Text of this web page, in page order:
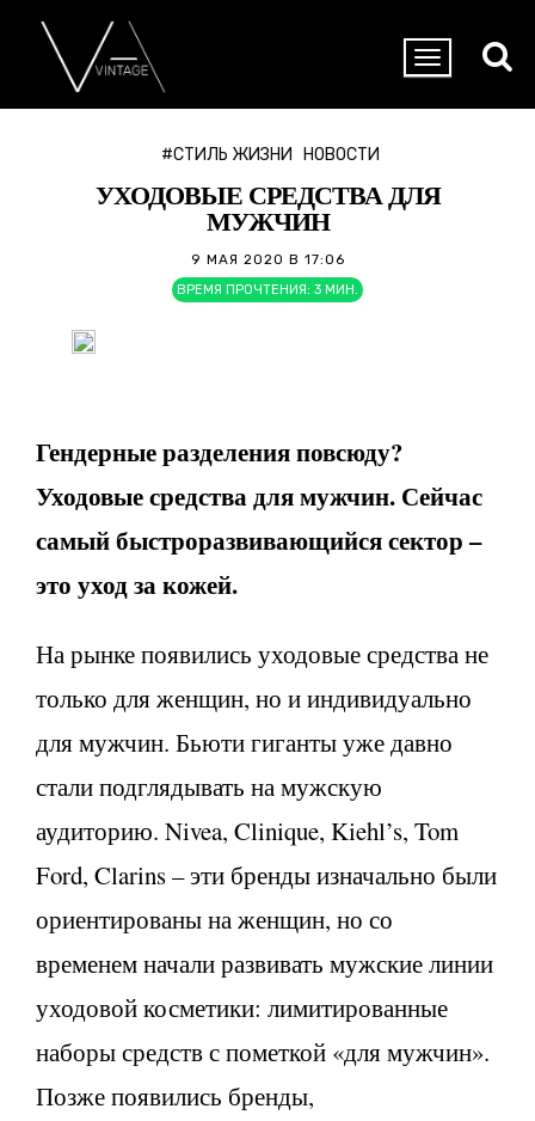
#СТИЛЬ ЖИЗНИ НОВОСТИ
УХОДОВЫЕ СРЕДСТВА ДЛЯ
МУЖЧИН
9 МАЯ 2020 В 17:06
ВРЕМЯ ПРОЧТЕНИЯ: 3 МИН.
Гендерные разделения повсюду?
Уходовые средства для мужчин. Сейчас
самый быстроразвивающийся сектор –
это уход за кожей.
На рынке появились уходовые средства не
только для женщин, но и индивидуально
для мужчин. Бьюти гиганты уже давно
стали подглядывать на мужскую
аудиторию. Nivea, Clinique, Kiehl’s, Tom
Ford, Clarins – эти бренды изначально были
ориентированы на женщин, но со
временем начали развивать мужские линии
уходовой косметики: лимитированные
наборы средств с пометкой «для мужчин».
Позже появились бренды,